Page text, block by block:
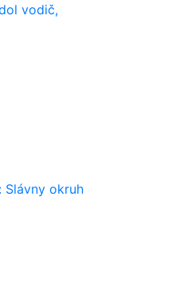
vodič,
Slávny okruh